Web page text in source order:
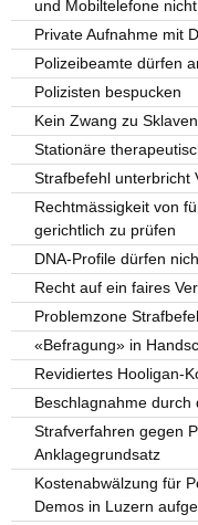
und Mobiltelefone
Private Aufnahme mit
Polizeibeamte dürfen
Polizisten bespucken
Kein Zwang zu
Stationäre
Strafbefehl unterbricht
Rechtmässigkeit von
gerichtlich zu prüfen
DNA-Profile dürfen
Recht auf ein faires
Problemzone
«Befragung» in
Revidiertes Hooligan-
Beschlagnahme durch
Strafverfahren gegen
Anklagegrundsatz
Kostenabwälzung für
Demos in Luzern